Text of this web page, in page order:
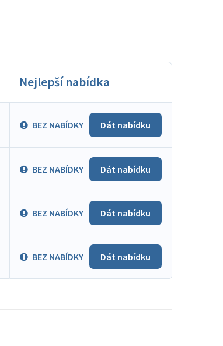
Nejlepší nabídka
BEZ NABÍDKY Dát nabídku
BEZ NABÍDKY Dát nabídku
BEZ NABÍDKY Dát nabídku
BEZ NABÍDKY Dát nabídku